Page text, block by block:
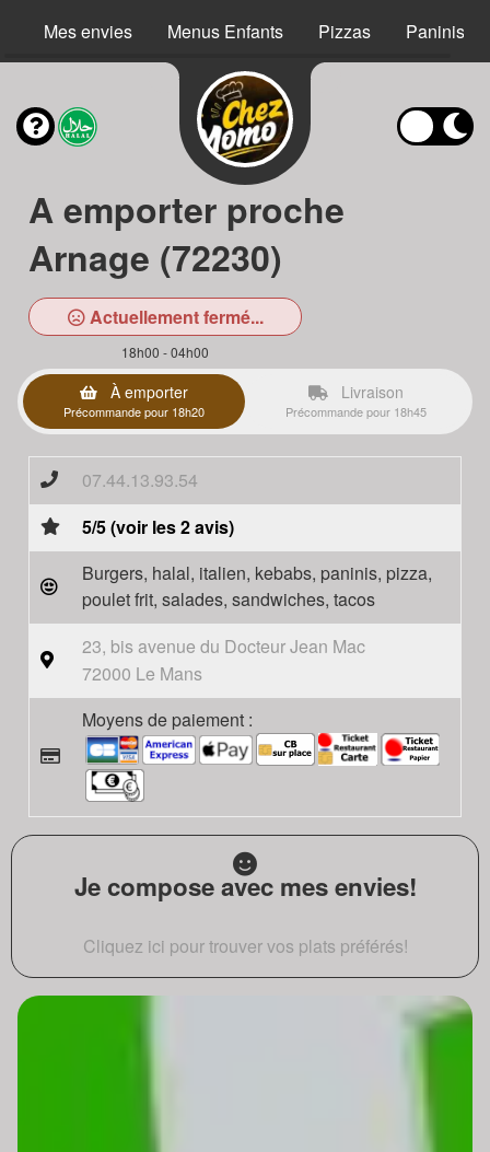
Mes envies Menus Enfants Pizzas Paninis
A emporter proche
Arnage (72230)
Actuellement fermé...
18h00 - 04h00
À emporter
Précommande pour 18h20
Livraison
Précommande pour 18h45
07.44.13.93.54
5/5 (voir les 2 avis)
Burgers, halal, italien, kebabs, paninis, pizza,
poulet frit, salades, sandwiches, tacos
23, bis avenue du Docteur Jean Mac
72000 Le Mans
Moyens de paiement :
Je compose avec mes envies!
Cliquez ici pour trouver vos plats préférés!